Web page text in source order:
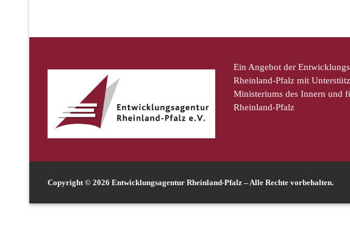
Ein Angebot der
Rheinland-Pfalz mit
Ministeriums des Innern und
Rheinland-Pfalz
Copyright © 2026 Entwicklungsagentur Rheinland-Pfalz – Alle Rechte vorbehalten.